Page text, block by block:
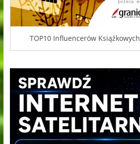
TOP10 Influencerów Książkowych